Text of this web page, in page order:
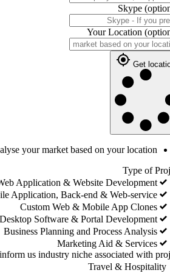
Skype
Your Location
Get
your market based on your location
Type of
Application & Website Development
Application, Back-end & Web-service
Custom Web & Mobile App Clones
Software & Portal Development
Business Planning and Process Analysis
Marketing Aid & Services
us industry niche associated with
Travel & Hospitality